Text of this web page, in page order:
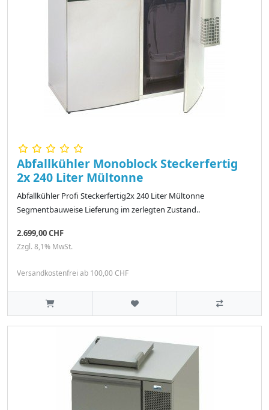
Abfallkühler Monoblock Steckerfertig
2x 240 Liter Mültonne
Abfallkühler Profi Steckerfertig2x 240 Liter Mültonne
Segmentbauweise Lieferung im zerlegten Zustand..
2.699,00 CHF
Zzgl. 8,1% MwSt.
Versandkostenfrei ab 100,00 CHF